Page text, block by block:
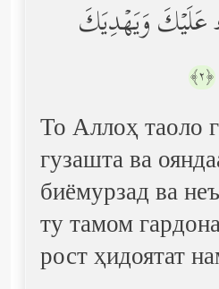
عَلَیۡكَ وَیَهۡدِیَكَ
﴿٢﴾
То Аллоҳ таоло
гузашта ва
биёмурзад ва
ту тамом
рост ҳидоятат